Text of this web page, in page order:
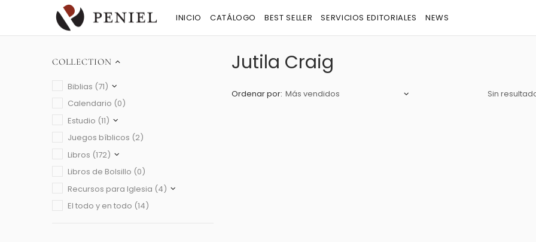
INICIO CATÁLOGO BEST SELLER SERVICIOS EDITORIALES NEWS
COLLECTION
Biblias (71)
Calendario (0)
Estudio (11)
Juegos bíblicos (2)
Libros (172)
Libros de Bolsillo (0)
Recursos para Iglesia (4)
El todo y en todo (14)
Jutila Craig
Ordenar por: Sin